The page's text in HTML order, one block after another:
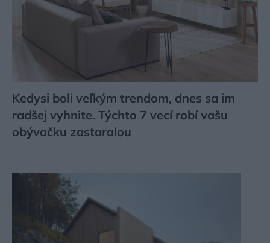
Kedysi boli veľkým trendom, dnes sa im
radšej vyhnite. Týchto 7 vecí robí vašu
obývačku zastaralou